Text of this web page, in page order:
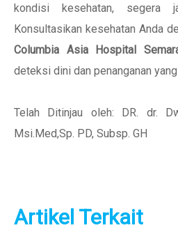
kondisi kesehatan, segera
Konsultasikan kesehatan Anda
Columbia Asia Hospital
deteksi dini dan penanganan
Telah Ditinjau oleh: DR. dr.
Msi.Med,Sp. PD, Subsp. GH
Artikel Terkait